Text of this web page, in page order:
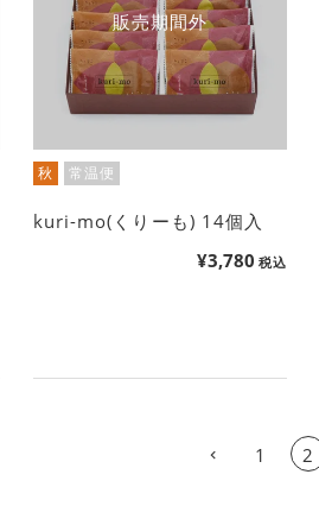
販売期間外
秋 常温便
kuri-mo(くりーも) 14個入
¥3,780 税込
1 2